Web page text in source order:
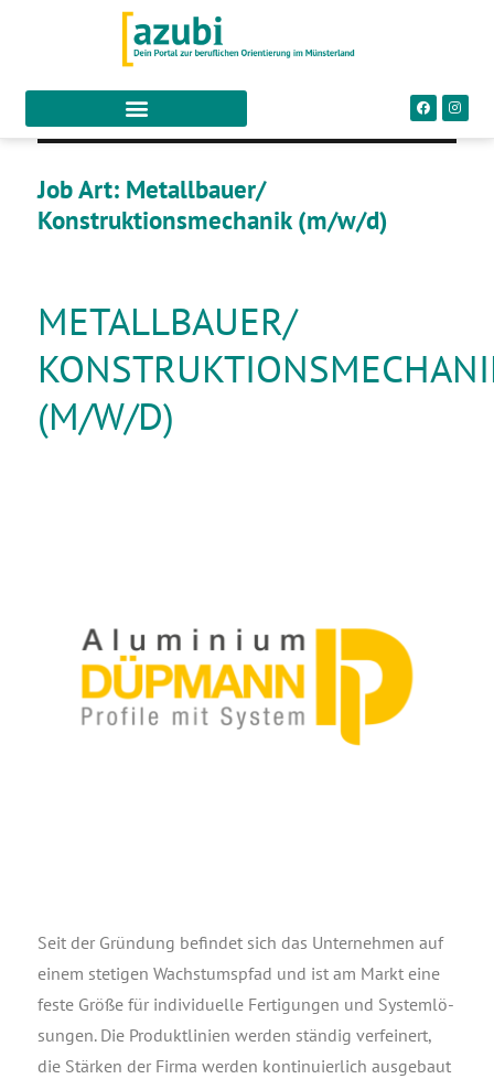
Job Art: Metallbauer/
Konstruktionsmechanik (m/w/d)
METALLBAUER/
(M/W/D)
Seit der Grün­dung befin­det sich das Unter­neh­men auf
einem ste­ti­gen Wachs­tums­pfad und ist am Markt eine
fes­te Grö­ße für indi­vi­du­el­le Fer­ti­gun­gen und Sys­tem­lö­
sun­gen. Die Pro­dukt­li­ni­en wer­den stän­dig ver­fei­nert,
die Stär­ken der Fir­ma wer­den kon­ti­nu­ier­lich aus­ge­baut